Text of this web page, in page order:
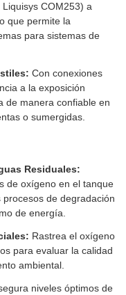
COM253) a
que permite la
para sistemas de
Con conexiones
a la exposición
de manera confiable en
o sumergidas.
Residuales:
de oxígeno en el tanque
de degradación
de energía.
Rastrea el oxígeno
para evaluar la calidad
ambiental.
niveles óptimos de